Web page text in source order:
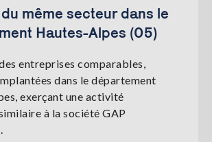
même secteur dans le
Hautes-Alpes (05)
entreprises comparables,
dans le département
exerçant une activité
à la société GAP